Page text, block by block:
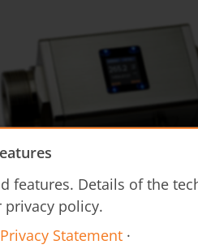
features. Details of the
policy.
Statement·